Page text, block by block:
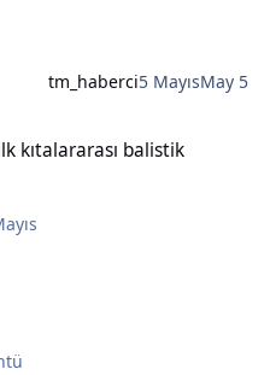
tm_haberci5 MayısMay 5
kıtalararası balistik